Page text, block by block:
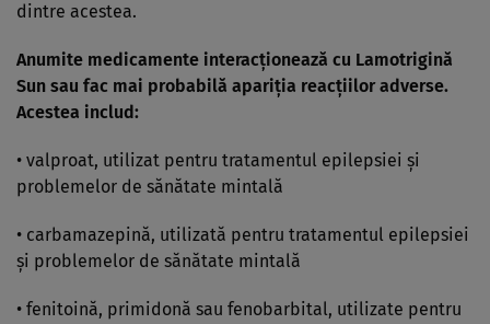
dintre acestea.
Anumite medicamente interacţionează cu Lamotrigină
Sun sau fac mai probabilă apariţia reacţiilor adverse.
Acestea includ:
• valproat, utilizat pentru tratamentul epilepsiei şi
problemelor de sănătate mintală
• carbamazepină, utilizată pentru tratamentul epilepsiei
şi problemelor de sănătate mintală
• fenitoină, primidonă sau fenobarbital, utilizate pentru